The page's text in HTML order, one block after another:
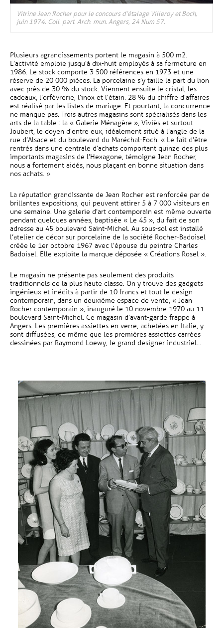
Vitrine Jean Rocher pour le concours d’étalage Villeroy et Boch,
juin 1974. Coll. part. Arch. mun. Angers, 24 Num 57.
Plusieurs agrandissements portent le magasin à 500 m2.
L’activité emploie jusqu’à dix-huit employés à sa fermeture en
1986. Le stock comporte 3 500 références en 1973 et une
réserve de 20 000 pièces. La porcelaine s’y taille la part du lion
avec près de 30 % du stock. Viennent ensuite le cristal, les
cadeaux, l’orfèvrerie, l’inox et l’étain. 28 % du chiffre d’affaires
est réalisé par les listes de mariage. Et pourtant, la concurrence
ne manque pas. Trois autres magasins sont spécialisés dans les
arts de la table : la « Galerie Ménagère », Viviès et surtout
Joubert, le doyen d’entre eux, idéalement situé à l’angle de la
rue d’Alsace et du boulevard du Maréchal-Foch. « Le fait d’être
rentrés dans une centrale d’achats comportant quinze des plus
importants magasins de l’Hexagone, témoigne Jean Rocher,
nous a fortement aidés, nous plaçant en bonne situation dans
nos achats. »
La réputation grandissante de Jean Rocher est renforcée par de
brillantes expositions, qui peuvent attirer 5 à 7 000 visiteurs en
une semaine. Une galerie d’art contemporain est même ouverte
pendant quelques années, baptisée « Le 45 », du fait de son
adresse au 45 boulevard Saint-Michel. Au sous-sol est installé
l’atelier de décor sur porcelaine de la société Rocher-Badoisel
créée le 1er octobre 1967 avec l’épouse du peintre Charles
Badoisel. Elle exploite la marque déposée « Créations Rosel ».
Le magasin ne présente pas seulement des produits
traditionnels de la plus haute classe. On y trouve des gadgets
ingénieux et inédits à partir de 10 francs et tout le design
contemporain, dans un deuxième espace de vente, « Jean
Rocher contemporain », inauguré le 10 novembre 1970 au 11
boulevard Saint-Michel. Ce magasin d’avant-garde frappe à
Angers. Les premières assiettes en verre, achetées en Italie, y
sont diffusées, de même que les premières assiettes carrées
dessinées par Raymond Loewy, le grand designer industriel…